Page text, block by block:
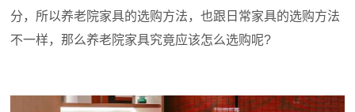
分，所以养老院家具的选购方法，也跟日常家具的选购方法
不一样，那么养老院家具究竟应该怎么选购呢?